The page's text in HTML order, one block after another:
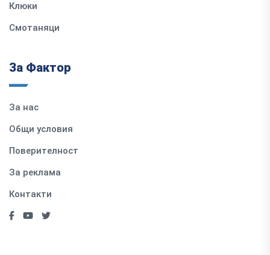
Клюки
Смотаняци
За Фактор
За нас
Общи условия
Поверителност
За реклама
Контакти